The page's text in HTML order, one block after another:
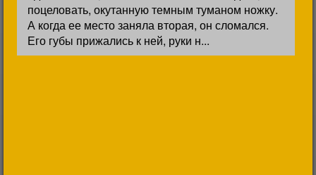
поцеловать, окутанную темным туманом ножку.
А когда ее место заняла вторая, он сломался.
Его губы прижались к ней, руки н...